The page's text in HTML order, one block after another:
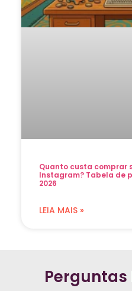
Quanto custa comprar
Instagram? Tabela de
2026
LEIA MAIS »
Perguntas